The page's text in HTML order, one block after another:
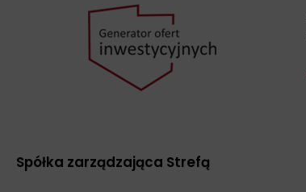
Spółka zarządzająca Strefą